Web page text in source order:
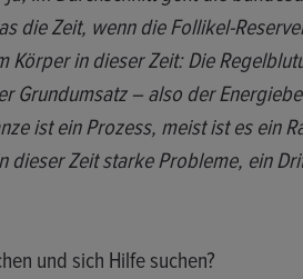
die Zeit, wenn die Follikel-
Körper in dieser Zeit: Die
Grundumsatz – also der
ist ein Prozess, meist ist es ein
dieser Zeit starke Probleme, ein
und sich Hilfe suchen?